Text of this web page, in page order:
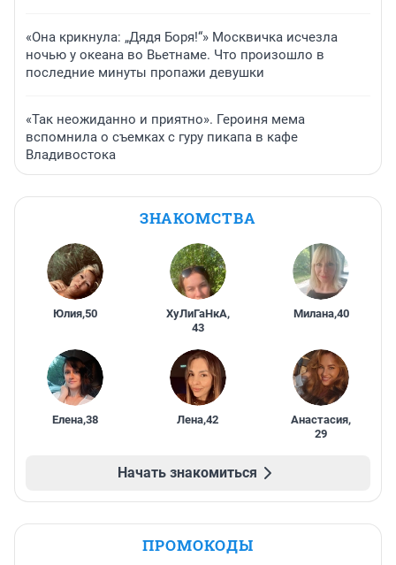
«Она крикнула: „Дядя Боря!“» Москвичка исчезла
ночью у океана во Вьетнаме. Что произошло в
последние минуты пропажи девушки
«Так неожиданно и приятно». Героиня мема
вспомнила о съемках с гуру пикапа в кафе
Владивостока
ЗНАКОМСТВА
Юлия,50 ХуЛиГаНкА,
43
Милана,40
Елена,38 Лена,42 Анастасия,
29
Начать знакомиться
ПРОМОКОДЫ